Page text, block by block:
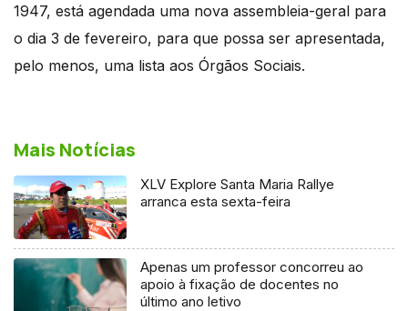
1947, está agendada uma nova assembleia-geral para
o dia 3 de fevereiro, para que possa ser apresentada,
pelo menos, uma lista aos Órgãos Sociais.
Mais Notícias
XLV Explore Santa Maria Rallye
arranca esta sexta-feira
Apenas um professor concorreu ao
apoio à fixação de docentes no
último ano letivo